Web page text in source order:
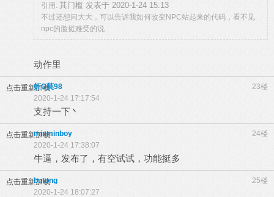
引用: 其门槛 发表于 2020-1-24 15:13
不过还想问大大，可以告诉我如何改变NPC站起来的代码，看不见
npc的脸挺难受的说
动作里
点击重新加载 23楼
虾O莫98
2020-1-24 17:17:54
支持一下丶
点击重新加载 24楼
minminboy
2020-1-24 17:38:07
牛逼，发布了，有空试试，功能挺多
点击重新加载 25楼
butong
2020-1-24 18:07:27